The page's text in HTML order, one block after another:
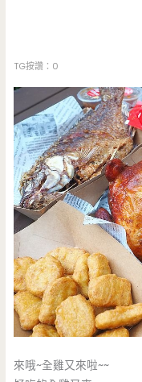
TG按讚：0
來哦~全雞又來啦~~